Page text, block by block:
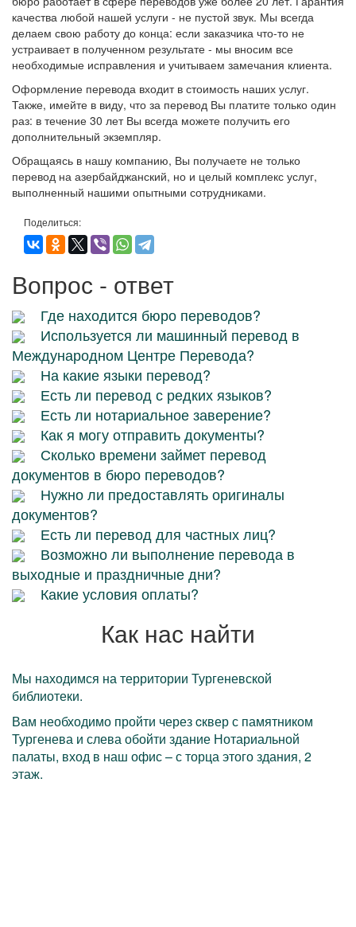
качества любой нашей услуги - не пустой звук. Мы всегда
делаем свою работу до конца: если заказчика что-то не
устраивает в полученном результате - мы вносим все
необходимые исправления и учитываем замечания клиента.
Оформление перевода входит в стоимость наших услуг.
Также, имейте в виду, что за перевод Вы платите только один
раз: в течение 30 лет Вы всегда можете получить его
дополнительный экземпляр.
Обращаясь в нашу компанию, Вы получаете не только
перевод на азербайджанский, но и целый комплекс услуг,
выполненный нашими опытными сотрудниками.
Поделиться:
Вопрос - ответ
Где находится бюро переводов?
Используется ли машинный перевод в
Международном Центре Перевода?
На какие языки перевод?
Есть ли перевод с редких языков?
Есть ли нотариальное заверение?
Как я могу отправить документы?
Сколько времени займет перевод
документов в бюро переводов?
Нужно ли предоставлять оригиналы
документов?
Есть ли перевод для частных лиц?
Возможно ли выполнение перевода в
выходные и праздничные дни?
Какие условия оплаты?
Как нас найти
Мы находимся на территории Тургеневской
библиотеки.
Вам необходимо пройти через cквер с памятником
Тургенева и слева обойти здание Нотариальной
палаты, вход в наш офис – с торца этого здания, 2
этаж.